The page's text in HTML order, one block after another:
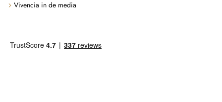
Vivencia in de media